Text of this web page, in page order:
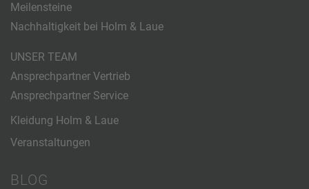
Meilensteine
Nachhaltigkeit bei Holm & Laue
UNSER TEAM
Ansprechpartner Vertrieb
Ansprechpartner Service
Kleidung Holm & Laue
Veranstaltungen
BLOG